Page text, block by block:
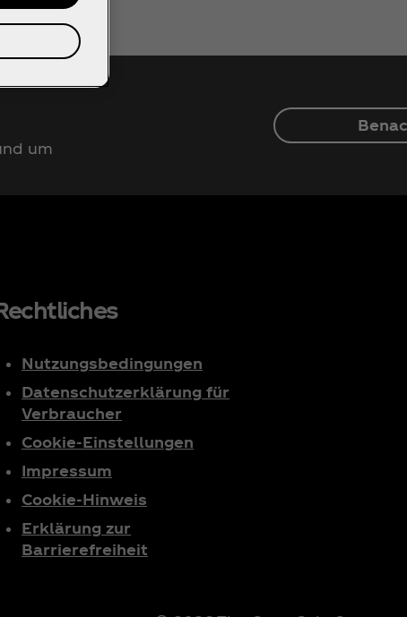
um
Nutzungsbedingungen
Datenschutzerklärung für
Verbraucher
Cookie-Einstellungen
Impressum
Cookie-Hinweis
Erklärung zur
Barrierefreiheit